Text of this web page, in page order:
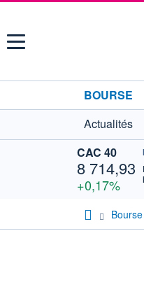
Menu
BOURSE
Actualités
CAC 40
8 714,93
+0,17%
Bourse